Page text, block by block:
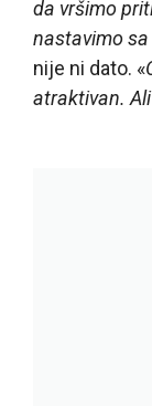
da vršimo
nastavimo
nije ni dato. «
atraktivan.